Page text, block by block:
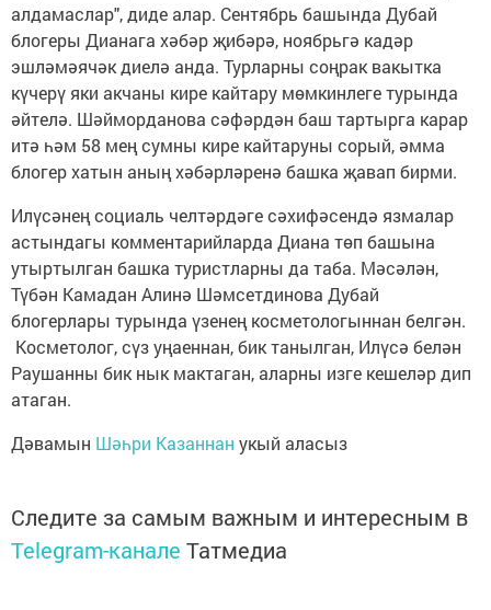
алдамаслар", диде алар. Сентябрь башында Дубай
блогеры Дианага хәбәр җибәрә, ноябрьгә кадәр
эшләмәячәк диелә анда. Турларны соңрак вакытка
күчерү яки акчаны кире кайтару мөмкинлеге турында
әйтелә. Шәйморданова сәфәрдән баш тартырга карар
итә һәм 58 мең сумны кире кайтаруны сорый, әмма
блогер хатын аның хәбәрләренә башка җавап бирми.
Илүсәнең социаль челтәрдәге сәхифәсендә язмалар
астындагы комментарийларда Диана төп башына
утыртылган башка туристларны да таба. Мәсәлән,
Түбән Камадан Алинә Шәмсетдинова Дубай
блогерлары турында үзенең косметологыннан белгән.
Косметолог, сүз уңаеннан, бик танылган, Илүсә белән
Раушанны бик нык мактаган, аларны изге кешеләр дип
атаган.
Дәвамын Шәһри Казаннан укый аласыз
Следите за самым важным и интересным в
Telegram-канале Татмедиа